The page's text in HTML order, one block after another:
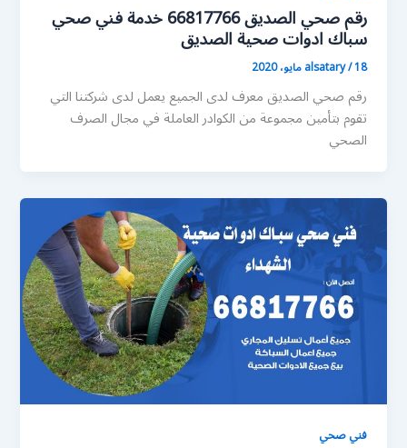
رقم صحي الصديق 66817766 خدمة فني صحي
سباك ادوات صحية الصديق
alsatary/18 مايو، 2020
رقم صحي الصديق معرف لدى الجميع يعمل لدى شركتنا التي
تقوم بتأمين مجموعة من الكوادر العاملة في مجال الصرف
الصحي
فني صحي